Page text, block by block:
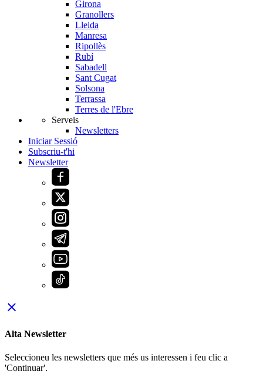
Girona
Granollers
Lleida
Manresa
Ripollès
Rubí
Sabadell
Sant Cugat
Solsona
Terrassa
Terres de l'Ebre
Serveis
Newsletters
Iniciar Sessió
Subscriu-t'hi
Newsletter
close
Alta Newsletter
Seleccioneu les newsletters que més us interessen i feu clic a
'Continuar'.